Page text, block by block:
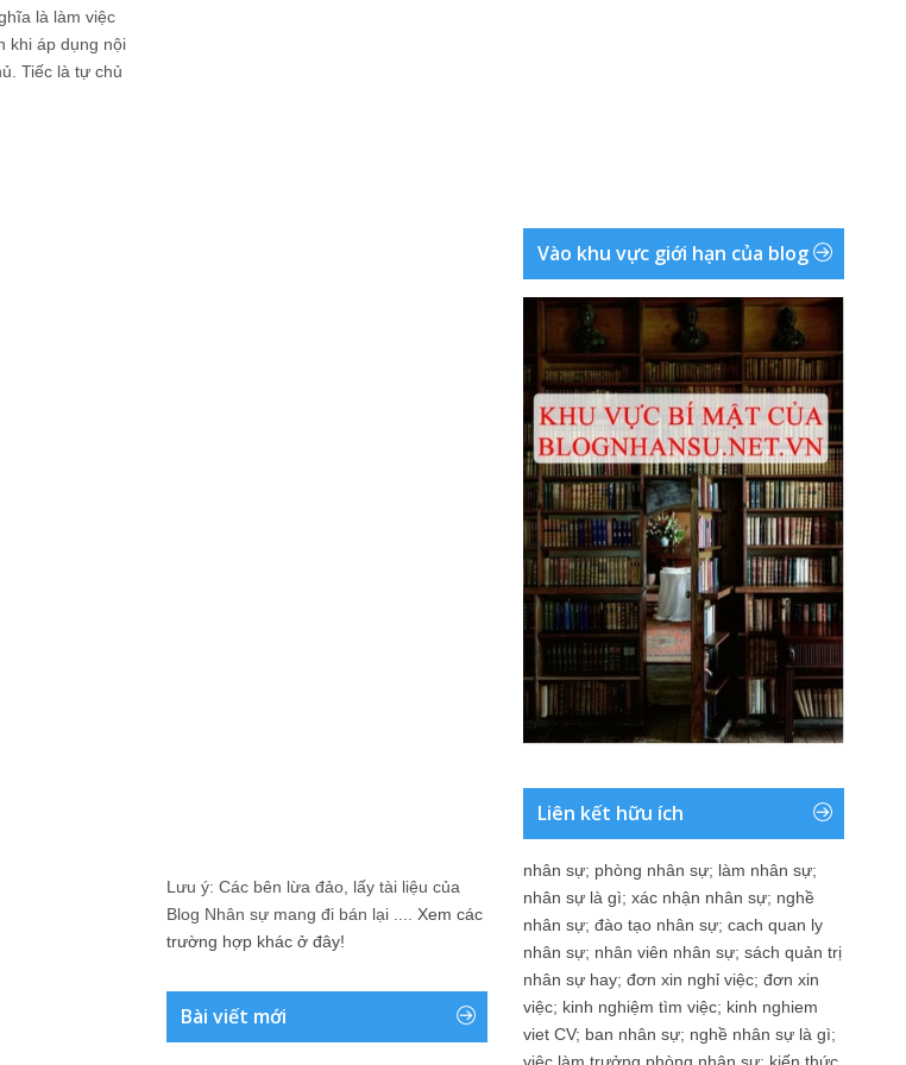
là làm việc
khi áp dụng nội
Tiếc là tự chủ
Lưu ý: Các bên lừa đảo, lấy tài liệu của
Blog Nhân sự mang đi bán lại .... Xem các
trường hợp khác ở đây!
Bài viết mới
Vào khu vực giới hạn của blog
Liên kết hữu ích
nhân sự; phòng nhân sự; làm nhân sự;
nhân sự là gì; xác nhận nhân sự; nghề
nhân sự; đào tạo nhân sự; cach quan ly
nhân sự; nhân viên nhân sự; sách quản trị
nhân sự hay; đơn xin nghỉ việc; đơn xin
việc; kinh nghiệm tìm việc; kinh nghiem
viet CV; ban nhân sự; nghề nhân sự là gì;